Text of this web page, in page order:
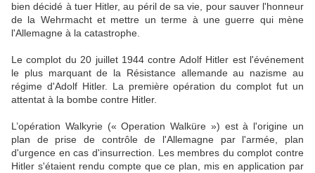
bien décidé à tuer Hitler, au péril de sa vie, pour sauver l'honneur
de la Wehrmacht et mettre un terme à une guerre qui mène
l'Allemagne à la catastrophe.
Le complot du 20 juillet 1944 contre Adolf Hitler est l'événement
le plus marquant de la Résistance allemande au nazisme au
régime d'Adolf Hitler. La première opération du complot fut un
attentat à la bombe contre Hitler.
L’opération Walkyrie (« Operation Walküre ») est à l'origine un
plan de prise de contrôle de l'Allemagne par l'armée, plan
d'urgence en cas d'insurrection. Les membres du complot contre
Hitler s'étaient rendu compte que ce plan, mis en application par